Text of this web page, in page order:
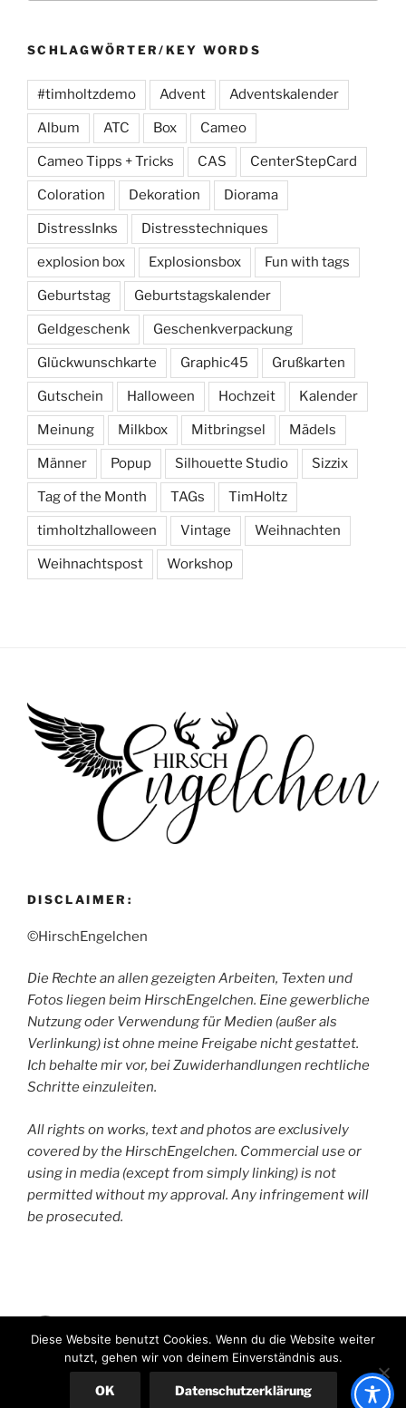
SCHLAGWÖRTER/KEY WORDS
#timholtzdemo Advent Adventskalender
Album ATC Box Cameo
Cameo Tipps + Tricks CAS CenterStepCard
Coloration Dekoration Diorama
DistressInks Distresstechniques
explosion box Explosionsbox Fun with tags
Geburtstag Geburtstagskalender
Geldgeschenk Geschenkverpackung
Glückwunschkarte Graphic45 Grußkarten
Gutschein Halloween Hochzeit Kalender
Meinung Milkbox Mitbringsel Mädels
Männer Popup Silhouette Studio Sizzix
Tag of the Month TAGs TimHoltz
timholtzhalloween Vintage Weihnachten
Weihnachtspost Workshop
DISCLAIMER:
©HirschEngelchen
Die Rechte an allen gezeigten Arbeiten, Texten und
Fotos liegen beim HirschEngelchen. Eine gewerbliche
Nutzung oder Verwendung für Medien (außer als
Verlinkung) ist ohne meine Freigabe nicht gestattet.
Ich behalte mir vor, bei Zuwiderhandlungen rechtliche
Schritte einzuleiten.
All rights on works, text and photos are exclusively
covered by the HirschEngelchen. Commercial use or
using in media (except from simply linking) is not
permitted without my approval. Any infringement will
be prosecuted.
Stolz präsentiert von WordPress
Diese Website benutzt Cookies. Wenn du die Website weiter
nutzt, gehen wir von deinem Einverständnis aus.
OK Datenschutzerklärung